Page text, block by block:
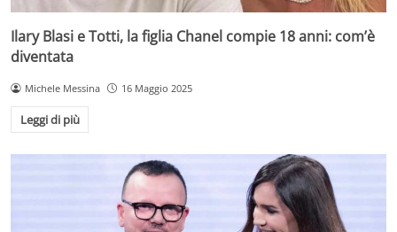
Ilary Blasi e Totti, la figlia Chanel compie 18 anni: com’è
diventata
Michele Messina 16 Maggio 2025
Leggi di più